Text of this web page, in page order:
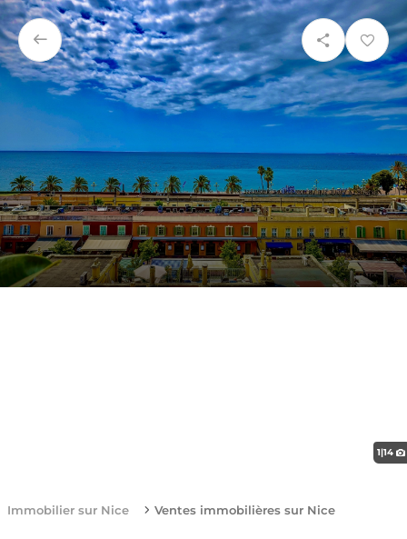
1|14
Immobilier sur Nice Ventes immobilières sur Nice